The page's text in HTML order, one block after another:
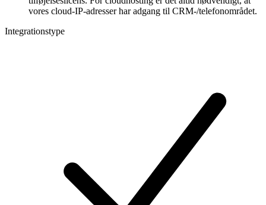
vores cloud-IP-adresser har adgang til CRM-/telefonområdet.
Integrationstype